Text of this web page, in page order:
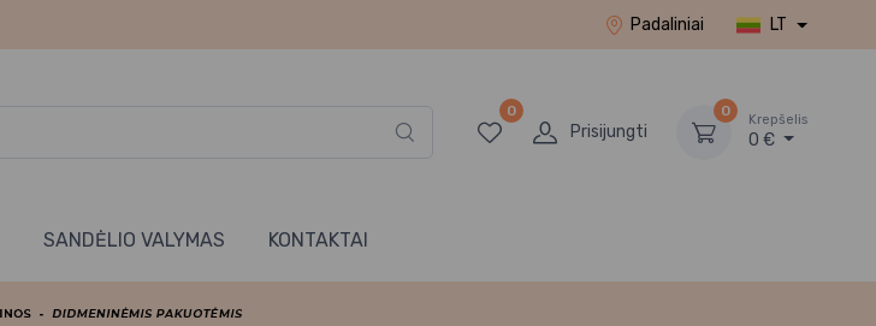
Padaliniai LT
0
Prisijungti
0
Krepšelis
0 €
SANDĖLIO VALYMAS KONTAKTAI